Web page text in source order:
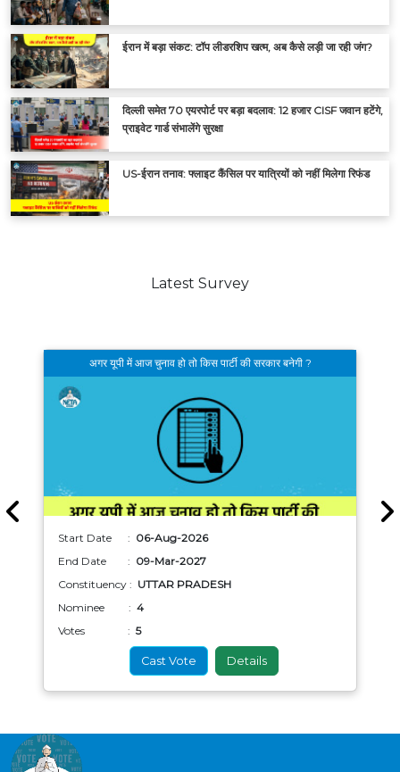
ईरान में बड़ा संकट: टॉप लीडरशिप खत्म, अब कैसे लड़ी जा रही जंग?
दिल्ली समेत 70 एयरपोर्ट पर बड़ा बदलाव: 12 हजार CISF जवान हटेंगे,
प्राइवेट गार्ड संभालेंगे सुरक्षा
US-ईरान तनाव: फ्लाइट कैंसिल पर यात्रियों को नहीं मिलेगा रिफंड
Latest Survey
अगर यूपी में आज चुनाव हो तो किस पार्टी की सरकार बनेगी ?
Start Date : 06-Aug-2026
End Date : 09-Mar-2027
Constituency : UTTAR PRADESH
Nominee : 4
Votes : 5
Cast Vote Details